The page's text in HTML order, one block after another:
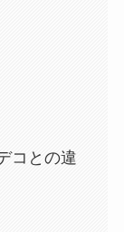
コとの違